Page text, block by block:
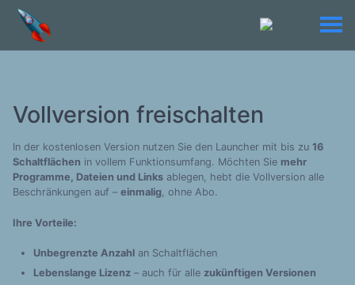
Vollversion freischalten
In der kostenlosen Version nutzen Sie den Launcher mit bis zu 16
Schaltflächen in vollem Funktionsumfang. Möchten Sie mehr
Programme, Dateien und Links ablegen, hebt die Vollversion alle
Beschränkungen auf – einmalig, ohne Abo.
Ihre Vorteile:
Unbegrenzte Anzahlan Schaltflächen
Lebenslange Lizenz– auch für alle zukünftigen Versionen